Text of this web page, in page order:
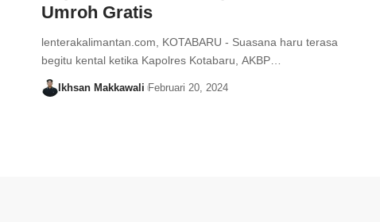
Umroh Gratis
lenterakalimantan.com, KOTABARU - Suasana haru terasa
begitu kental ketika Kapolres Kotabaru, AKBP…
Ikhsan Makkawali Februari 20, 2024